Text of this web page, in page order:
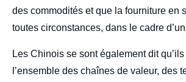
des commodités et que la fourniture en
toutes circonstances, dans le cadre
Les Chinois se sont également dit
l’ensemble des chaînes de valeur, des